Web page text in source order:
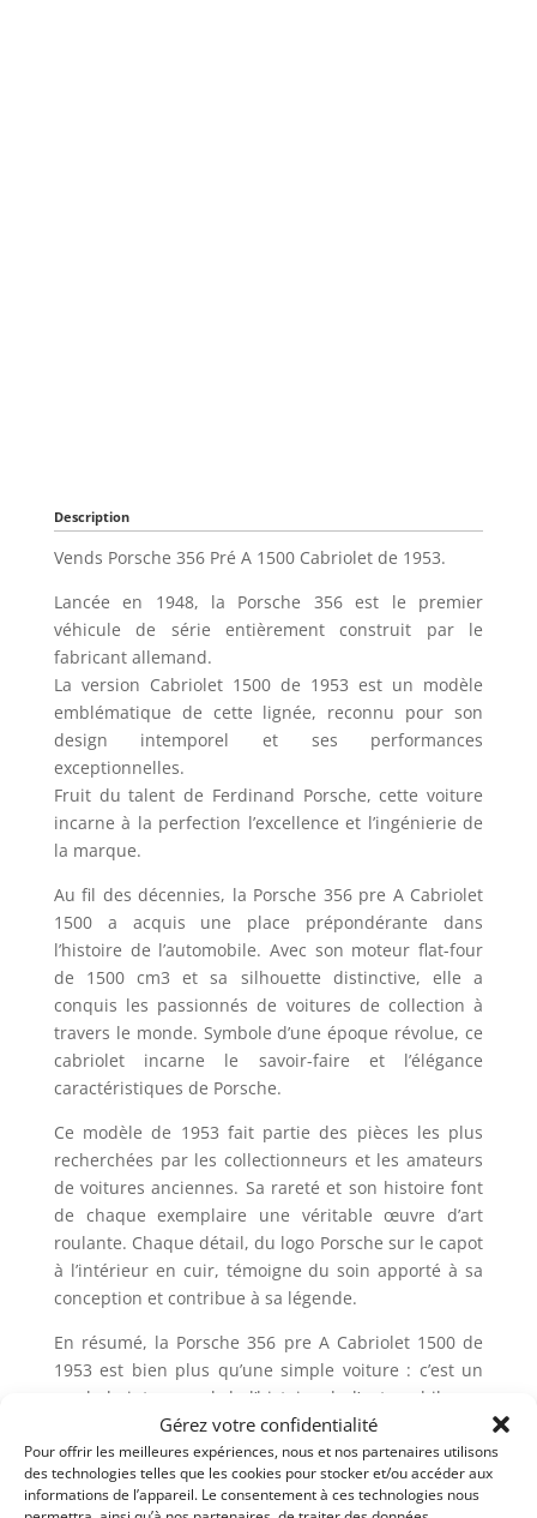
Gérez votre confidentialité
Pour offrir les meilleures expériences, nous et nos partenaires utilisons
des technologies telles que les cookies pour stocker et/ou accéder aux
informations de l’appareil. Le consentement à ces technologies nous
Description
Vends Porsche 356 Pré A 1500 Cabriolet de 1953.
Lancée en 1948, la Porsche 356 est le premier
véhicule de série entièrement construit par le
fabricant allemand.
La version Cabriolet 1500 de 1953 est un modèle
emblématique de cette lignée, reconnu pour son
design intemporel et ses performances
exceptionnelles.
Fruit du talent de Ferdinand Porsche, cette voiture
incarne à la perfection l’excellence et l’ingénierie de
la marque.
Au fil des décennies, la Porsche 356 pre A Cabriolet
1500 a acquis une place prépondérante dans
l’histoire de l’automobile. Avec son moteur flat-four
de 1500 cm3 et sa silhouette distinctive, elle a
conquis les passionnés de voitures de collection à
travers le monde. Symbole d’une époque révolue, ce
cabriolet incarne le savoir-faire et l’élégance
caractéristiques de Porsche.
Ce modèle de 1953 fait partie des pièces les plus
recherchées par les collectionneurs et les amateurs
de voitures anciennes. Sa rareté et son histoire font
de chaque exemplaire une véritable œuvre d’art
roulante. Chaque détail, du logo Porsche sur le capot
à l’intérieur en cuir, témoigne du soin apporté à sa
conception et contribue à sa légende.
En résumé, la Porsche 356 pre A Cabriolet 1500 de
1953 est bien plus qu’une simple voiture : c’est un
symbole intemporel de l’histoire de l’automobile, un
joyau convoité par les collectionneurs du monde
entier, et une icône du design et de la performance
signée Porsche.